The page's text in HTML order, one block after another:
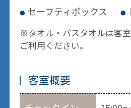
セーフティボックス
※タオル・バスタオルは客
ご利用ください。
客室概要